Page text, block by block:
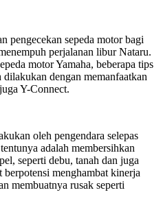
pengecekan sepeda motor bagi
perjalanan libur Nataru.
motor Yamaha, beberapa tips
dengan memanfaatkan
Y-Connect.
oleh pengendara selepas
adalah membersihkan
seperti debu, tanah dan juga
menghambat kinerja
membuatnya rusak seperti